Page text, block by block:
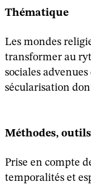
Thématique
Les mondes
transformer au
sociales
sécularisation
Méthodes, outils
Prise en compte
temporalités et